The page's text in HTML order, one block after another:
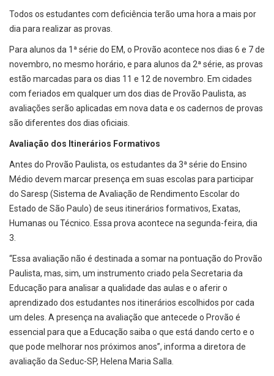
Todos os estudantes com deficiência terão uma hora a mais por
dia para realizar as provas.
Para alunos da 1ª série do EM, o Provão acontece nos dias 6 e 7 de
novembro, no mesmo horário, e para alunos da 2ª série, as provas
estão marcadas para os dias 11 e 12 de novembro. Em cidades
com feriados em qualquer um dos dias de Provão Paulista, as
avaliações serão aplicadas em nova data e os cadernos de provas
são diferentes dos dias oficiais.
Avaliação dos Itinerários Formativos
Antes do Provão Paulista, os estudantes da 3ª série do Ensino
Médio devem marcar presença em suas escolas para participar
do Saresp (Sistema de Avaliação de Rendimento Escolar do
Estado de São Paulo) de seus itinerários formativos, Exatas,
Humanas ou Técnico. Essa prova acontece na segunda-feira, dia
3.
“Essa avaliação não é destinada a somar na pontuação do Provão
Paulista, mas, sim, um instrumento criado pela Secretaria da
Educação para analisar a qualidade das aulas e o aferir o
aprendizado dos estudantes nos itinerários escolhidos por cada
um deles. A presença na avaliação que antecede o Provão é
essencial para que a Educação saiba o que está dando certo e o
que pode melhorar nos próximos anos”, informa a diretora de
avaliação da Seduc-SP, Helena Maria Salla.